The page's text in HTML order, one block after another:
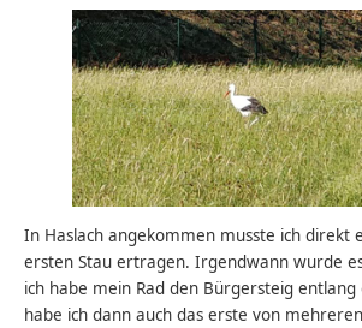
In Haslach angekommen musste ich direkt
ersten Stau ertragen. Irgendwann wurde
ich habe mein Rad den Bürgersteig
habe ich dann auch das erste von